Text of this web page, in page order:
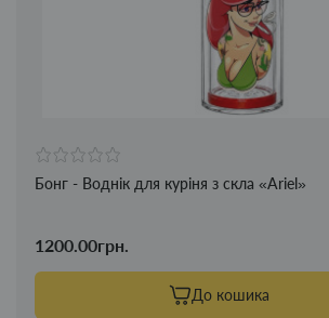
Бонг - Воднік для куріня з скла «Ariel»
1200.00грн.
До кошика